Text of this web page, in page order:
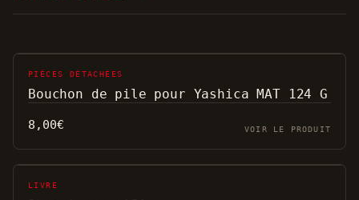
PIÈCES DÉTACHÉES
Bouchon de pile pour Yashica MAT 124 G
8,00€ VOIR LE PRODUIT
LIVRE